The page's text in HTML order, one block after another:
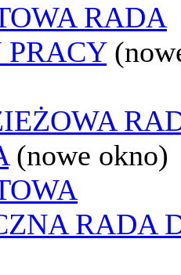
RADA
(nowe okno)
RADA